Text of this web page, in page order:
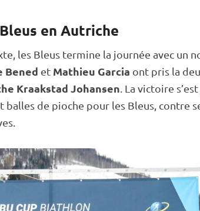
en Autriche
, les Bleus termine la journée avec un
Bened et Mathieu Garcia ont pris la
Kraakstad Johansen . La victoire
balles de pioche pour les Bleus, contre